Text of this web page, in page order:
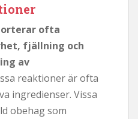
ofta
fjällning och
av
reaktioner är ofta
ingredienser. Vissa
obehag som